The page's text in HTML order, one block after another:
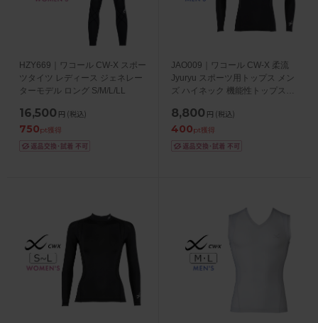
HZY669｜ワコール CW-X スポー
ツタイツ レディース ジェネレー
ターモデル ロング S/M/L/LL
16,500 円 (税込)
750pt獲得
JAO009｜ワコール CW-X 柔流
Jyuryu スポーツ用トップス メン
ズ ハイネック 機能性トップス
8,800 円 (税込)
400pt獲得